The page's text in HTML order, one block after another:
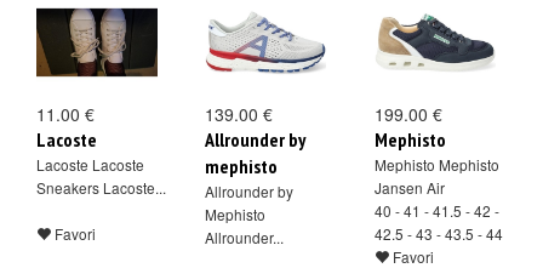
11.00 €
Lacoste
Lacoste Lacoste
Sneakers Lacoste...
Favori
139.00 €
Allrounder by
mephisto
Allrounder by
Mephisto
Allrounder...
199.00 €
Mephisto
Mephisto Mephisto
Jansen Air
40 - 41 - 41.5 - 42 -
42.5 - 43 - 43.5 - 44
Favori